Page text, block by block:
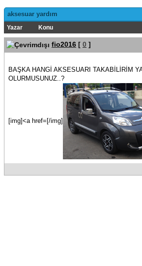
aksesuar yardım
Yazar Konu
fio2016 [ 0 ]
BAŞKA HANGİ AKSESUARI TAKABİLİRİM
OLURMUSUNUZ..?
[img]<a href=[/img]